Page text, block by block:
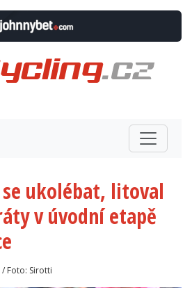
ukolébat, litoval
v úvodní etapě
Foto: Sirotti